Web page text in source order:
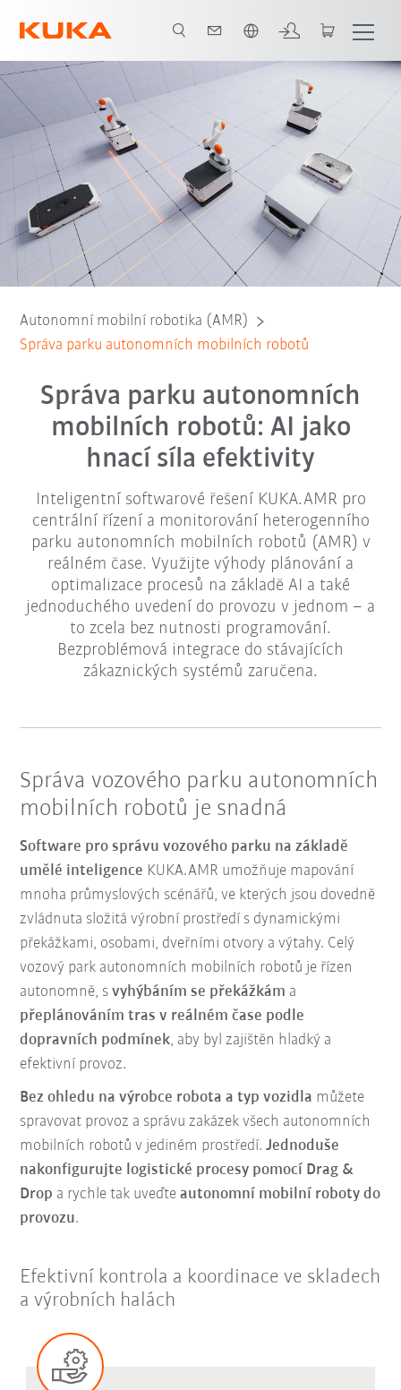
pracovních postupů Vyhýbání se překážkám Kontakt Webinar
Autonomní mobilní robotika (AMR)
Správa parku autonomních mobilních robotů
Správa parku autonomních
mobilních robotů: AI jako
hnací síla efektivity
Inteligentní softwarové řešení KUKA.AMR pro
centrální řízení a monitorování heterogenního
parku autonomních mobilních robotů (AMR) v
reálném čase. Využijte výhody plánování a
optimalizace procesů na základě AI a také
jednoduchého uvedení do provozu v jednom – a
to zcela bez nutnosti programování.
Bezproblémová integrace do stávajících
zákaznických systémů zaručena.
Správa vozového parku autonomních
mobilních robotů je snadná
Software pro správu vozového parku na základě
umělé inteligence KUKA.AMR umožňuje mapování
mnoha průmyslových scénářů, ve kterých jsou dovedně
zvládnuta složitá výrobní prostředí s dynamickými
překážkami, osobami, dveřními otvory a výtahy. Celý
vozový park autonomních mobilních robotů je řízen
autonomně, svyhýbáním se překážkám a
přeplánováním tras v reálném čase podle
dopravních podmínek, aby byl zajištěn hladký a
efektivní provoz.
Bez ohledu na výrobce robota a typ vozidla můžete
spravovat provoz a správu zakázek všech autonomních
mobilních robotů v jediném prostředí.Jednoduše
nakonfigurujte logistické procesy pomocí Drag &
Drop a rychle tak uveďteautonomní mobilní roboty do
provozu.
Efektivní kontrola a koordinace ve skladech
a výrobních halách